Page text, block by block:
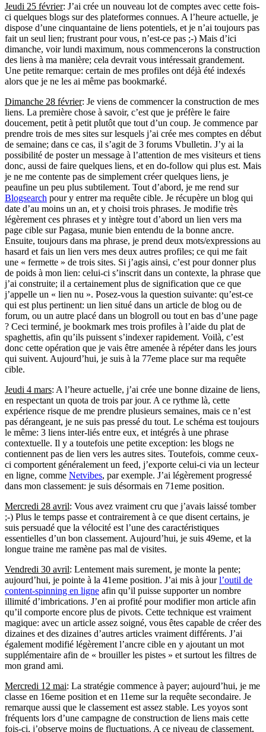
Jeudi 25 février: J’ai crée un nouveau lot de comptes avec cette fois-
ci quelques blogs sur des plateformes connues. A l’heure actuelle, je
dispose d’une cinquantaine de liens potentiels, et je n’ai toujours pas
fait un seul lien; frustrant pour vous, n’est-ce pas ;-) Mais d’ici
dimanche, voir lundi maximum, nous commencerons la construction
des liens à ma manière; cela devrait vous intéressait grandement.
Une petite remarque: certain de mes profiles ont déjà été indexés
alors que je ne les ai même pas bookmarké.
Dimanche 28 février: Je viens de commencer la construction de mes
liens. La première chose à savoir, c’est que je préfère le faire
doucement, petit à petit plutôt que tout d’un coup. Je commence par
prendre trois de mes sites sur lesquels j’ai crée mes comptes en début
de semaine; dans ce cas, il s’agit de 3 forums Vbulletin. J’y ai la
possibilité de poster un message à l’attention de mes visiteurs et tiens
donc, aussi de faire quelques liens, et en do-follow qui plus est. Mais
je ne me contente pas de simplement créer quelques liens, je
peaufine un peu plus subtilement. Tout d’abord, je me rend sur
Blogsearch pour y entrer ma requête cible. Je récupère un blog qui
date d’au moins un an, et y choisi trois phrases. Je modifie très
légèrement ces phrases et y intègre tout d’abord un lien vers ma
page cible sur Pagasa, munie bien entendu de la bonne ancre.
Ensuite, toujours dans ma phrase, je prend deux mots/expressions au
hasard et fais un lien vers mes deux autres profiles; ce qui me fait
une « fermette » de trois sites. Si j’agis ainsi, c’est pour donner plus
de poids à mon lien: celui-ci s’inscrit dans un contexte, la phrase que
j’ai construite; il a certainement plus de signification que ce que
j’appelle un « lien nu ». Posez-vous la question suivante: qu’est-ce
qui est plus pertinent: un lien situé dans un article de blog ou de
forum, ou un autre placé dans un blogroll ou tout en bas d’une page
? Ceci terminé, je bookmark mes trois profiles à l’aide du plat de
spaghettis, afin qu’ils puissent s’indexer rapidement. Voilà, c’est
donc cette opération que je vais être amenée à répéter dans les jours
qui suivent. Aujourd’hui, je suis à la 77eme place sur ma requête
cible.
Jeudi 4 mars: A l’heure actuelle, j’ai crée une bonne dizaine de liens,
en respectant un quota de trois par jour. A ce rythme là, cette
expérience risque de me prendre plusieurs semaines, mais ce n’est
pas dérangeant, je ne suis pas pressé du tout. Le schéma est toujours
le même: 3 liens inter-liés entre eux, et intégrés à une phrase
contextuelle. Il y a toutefois une petite exception: les blogs ne
contiennent pas de lien vers les autres sites. Toutefois, comme ceux-
ci comportent généralement un feed, j’exporte celui-ci via un lecteur
en ligne, comme Netvibes, par exemple. J’ai légèrement progressé
dans mon classement: je suis désormais en 71eme position.
Mercredi 28 avril: Vous avez vraiment cru que j’avais laissé tomber
;-) Plus le temps passe et contrairement à ce que disent certains, je
suis persuadé que la vélocité est l’une des caractéristiques
essentielles d’un bon classement. Aujourd’hui, je suis 49eme, et la
longue traine me ramène pas mal de visites.
Vendredi 30 avril: Lentement mais surement, je monte la pente;
aujourd’hui, je pointe à la 41eme position. J’ai mis à jourl’outil de
content-spinning en ligne afin qu’il puisse supporter un nombre
illimité d’imbrications. J’en ai profité pour modifier mon article afin
qu’il comporte encore plus de pivots. Cette technique est vraiment
magique: avec un article assez soigné, vous êtes capable de créer des
dizaines et des dizaines d’autres articles vraiment différents. J’ai
également modifié légèrement l’ancre cible en y ajoutant un mot
supplémentaire afin de « brouiller les pistes » et surtout les filtres de
mon grand ami.
Mercredi 12 mai: La stratégie commence à payer; aujourd’hui, je me
classe en 16eme position et en 11eme sur la requête secondaire. Je
remarque aussi que le classement est assez stable. Les yoyos sont
fréquents lors d’une campagne de construction de liens mais cette
fois-ci, j’observe moins de fluctuations. A ce niveau de classement,